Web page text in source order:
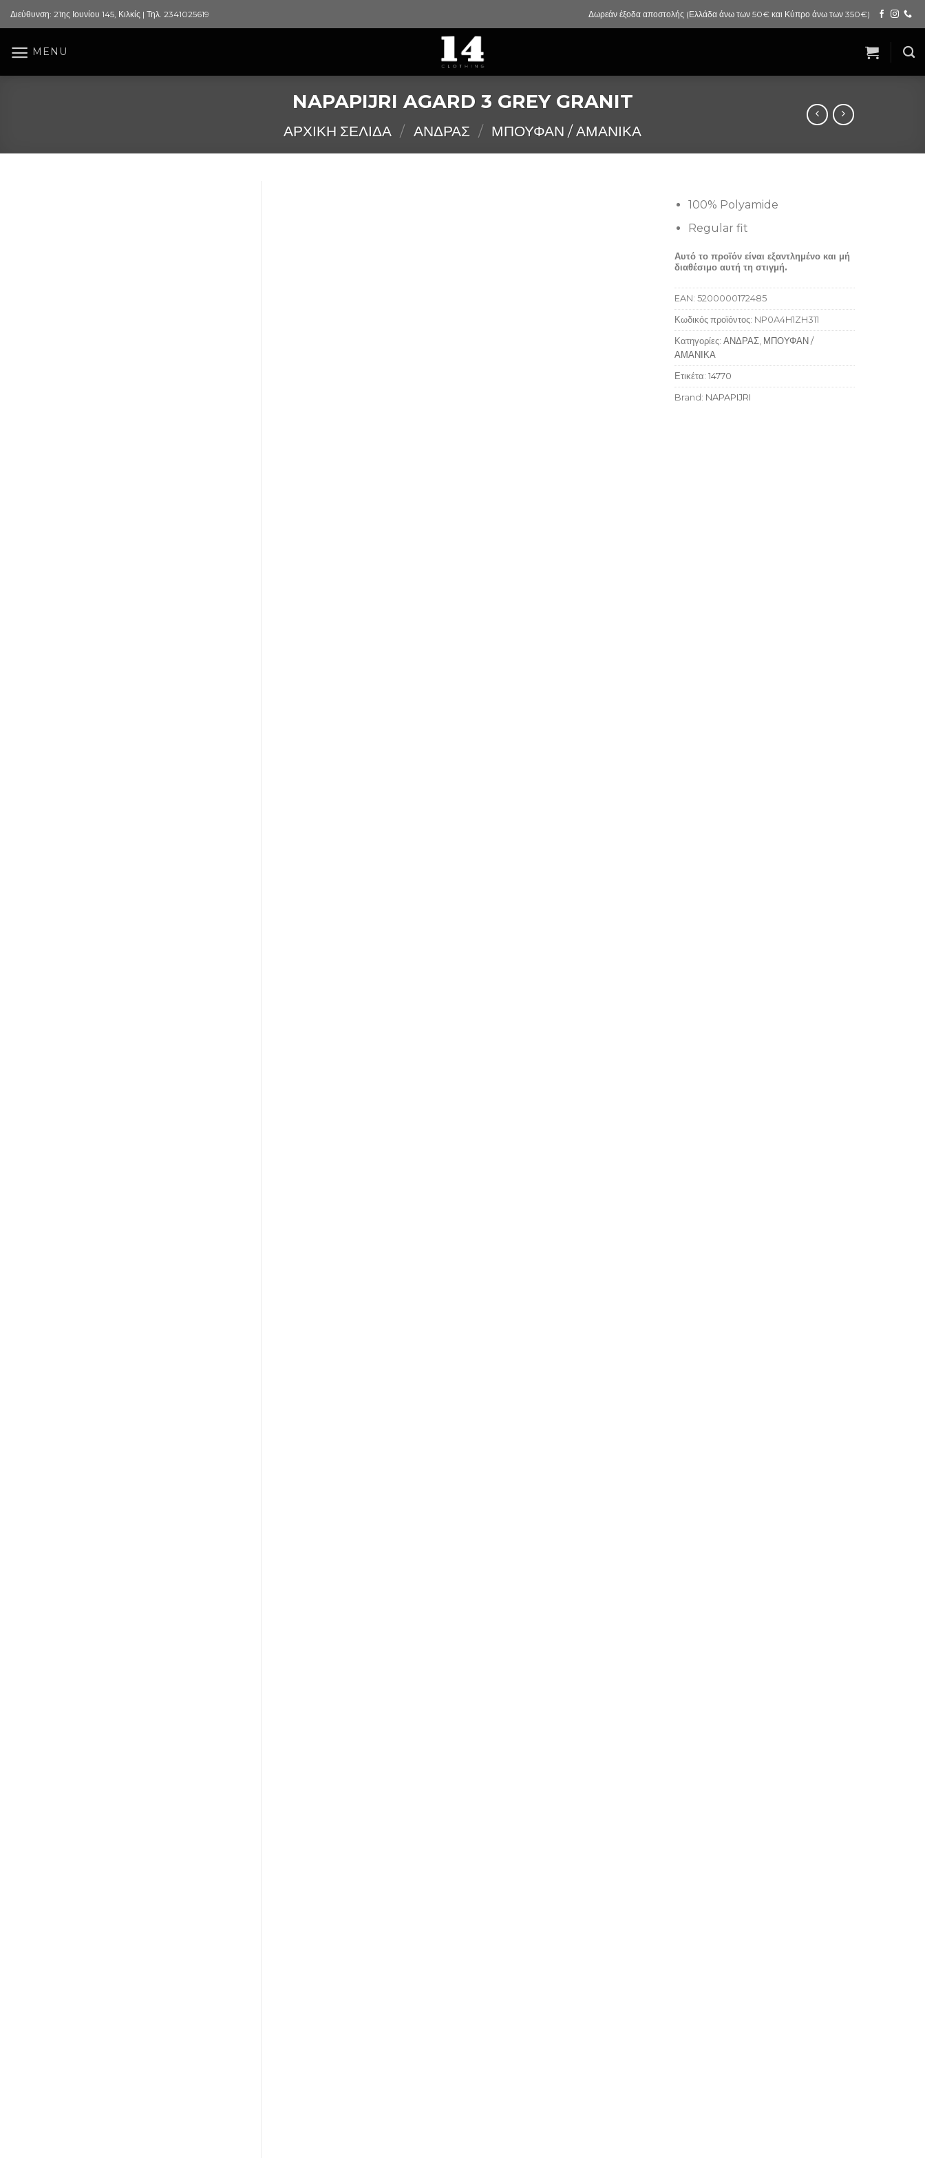
Skip
to
Διεύθυνση: 21ης Ιουνίου 145, Κιλκίς | Τηλ. 2341025619 Δωρεάν έξοδα αποστολής (Ελλάδα άνω των 50€ και Κύπρο άνω των 350€)
MENU
NAPAPIJRI AGARD 3 GREY GRANIT
ΑΡΧΙΚΉ ΣΕΛΊΔΑ / ΑΝΔΡΑΣ / ΜΠΟΥΦΑΝ / ΑΜΑΝΙΚΑ
100% Polyamide
Regular fit
Αυτό το προϊόν είναι εξαντλημένο και μή
διαθέσιμο αυτή τη στιγμή.
EAN: 5200000172485
Κωδικός προϊόντος: NP0A4H1ZH311
Κατηγορίες: ΑΝΔΡΑΣ ΜΠΟΥΦΑΝ /
ΑΜΑΝΙΚΑ
Ετικέτα: 14770
Brand: NAPAPIJRI